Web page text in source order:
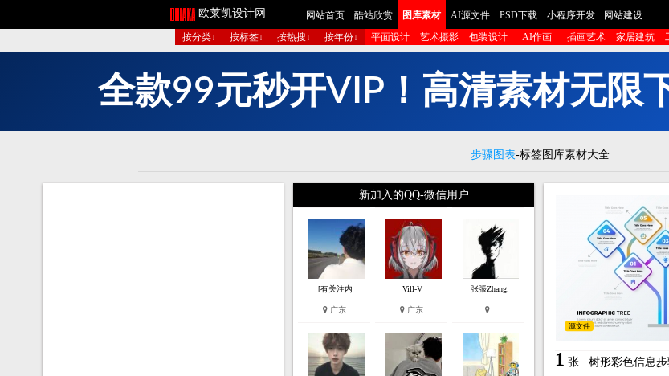
欧莱凯设计网 网站首页 酷站欣赏 图库素材 AI源文件 PSD下载 小程序开发
网站建设
按分类↓
按标签↓ 按热搜↓ 按年份↓ 平面设计 艺术摄影 包装设计 AI作画 插画艺术 家居建筑
全款99元秒开V P ！ 高清素材无限
步骤图表-标签图库素材大全
新加入的QQ-微信用户
[有关注内
广东
Vill-V
广东
张張Zhang.
源文件
1 张 树形彩色信息